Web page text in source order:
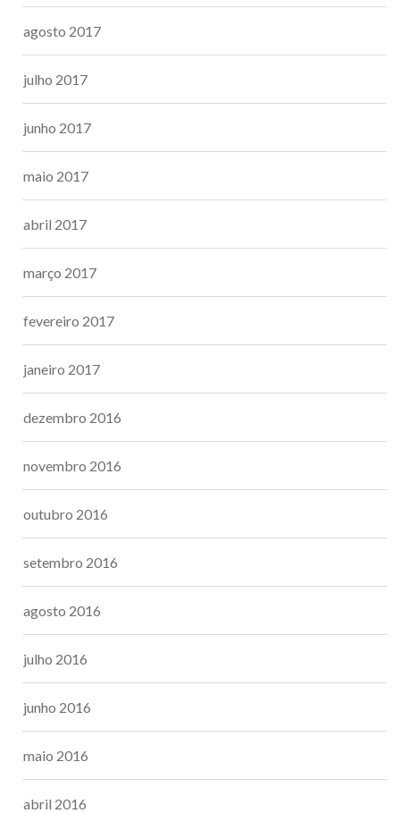
agosto 2017
julho 2017
junho 2017
maio 2017
abril 2017
março 2017
fevereiro 2017
janeiro 2017
dezembro 2016
novembro 2016
outubro 2016
setembro 2016
agosto 2016
julho 2016
junho 2016
maio 2016
abril 2016